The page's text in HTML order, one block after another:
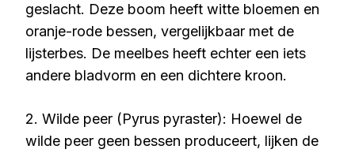
geslacht. Deze boom heeft witte bloemen en
oranje-rode bessen, vergelijkbaar met de
lijsterbes. De meelbes heeft echter een iets
andere bladvorm en een dichtere kroon.
2. Wilde peer (Pyrus pyraster): Hoewel de
wilde peer geen bessen produceert, lijken de